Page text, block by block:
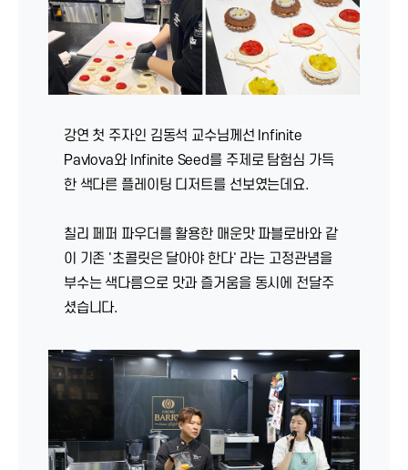
강연 첫 주자인 김동석 교수님께선 Infinite
Pavlova와 Infinite Seed를 주제로 탐험심 가득
한 색다른 플레이팅 디저트를 선보였는데요.
칠리 페퍼 파우더를 활용한 매운맛 파블로바와 같
이 기존 '초콜릿은 달아야 한다' 라는 고정관념을
부수는 색다름으로 맛과 즐거움을 동시에 전달주
셨습니다.